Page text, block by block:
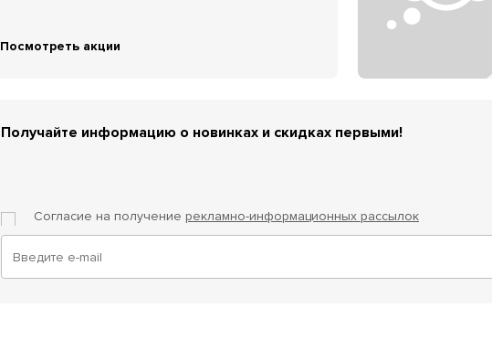
Посмотреть акции
Получайте информацию о новинках и скидках первыми!
Согласие на получение рекламно-информационных рассылок